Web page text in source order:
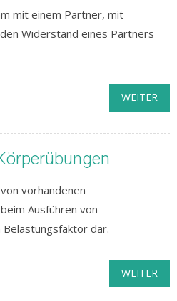
mit einem Partner, mit
Widerstand eines Partners
WEITER
vorhandenen
Ausführen von
dar.
WEITER